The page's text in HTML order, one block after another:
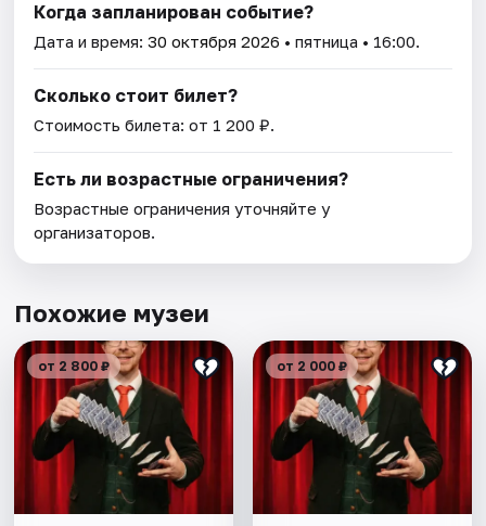
Когда запланирован событие?
Дата и время:30 октября 2026 • пятница • 16:00.
Сколько стоит билет?
Стоимость билета: от 1 200 ₽.
Есть ли возрастные ограничения?
Возрастные ограничения уточняйте у
организаторов.
Похожие музеи
от 2 800 ₽ от 2 000 ₽